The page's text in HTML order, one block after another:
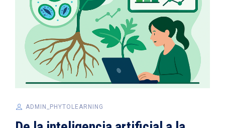
ADMIN_PHYTOLEARNING